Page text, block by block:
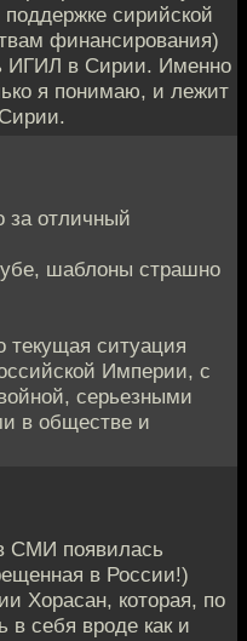
сирийской
финансирования)
ИГИЛ в Сирии. Именно
я понимаю, и лежит
за отличный
шаблоны страшно
ситуация
Империи, с
серьезными
в обществе и
СМИ появилась
в России!)
Хорасан, которая, по
в себя вроде как и